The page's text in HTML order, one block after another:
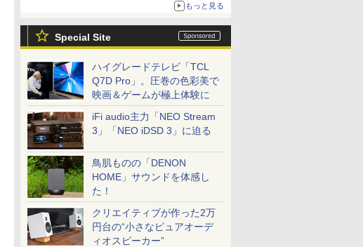
もっと見る
Special Site
ハイグレードテレビ「TCL
Q7D Pro」。圧巻の色彩美で
映画＆ゲームが極上体験に
iFi audio主力「NEO Stream
3」「NEO iDSD 3」に迫る
鳥肌ものの「DENON
HOME」サウンドを体感し
た！
クリエイティブが作った2万
円台の“小さなピュアオーデ
ィオスピーカー”